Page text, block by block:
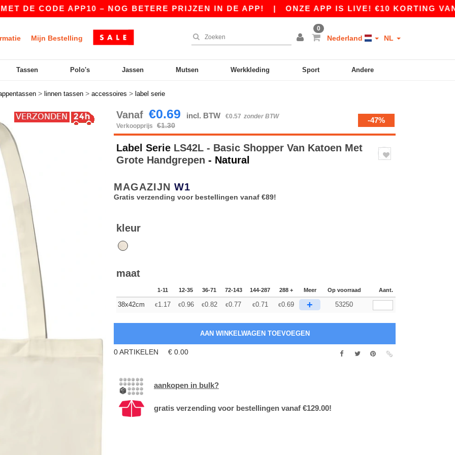
CODE APP10 – NOG BETERE PRIJZEN IN DE APP!| ONZE APP IS LIVE! €10 KORTING
Mijn Bestelling
0
Nederland NL
Tassen Polo's Jassen Mutsen Werkkleding Sport Andere
> linnen tassen > accessoires > label serie
Vanaf €0.69 incl. BTW €0.57 zonder BTW
Verkoopprijs
€1.30
-47%
Label Serie LS42L - Basic Shopper Van Katoen Met
Grote Handgrepen - Natural
MAGAZIJN W1
Gratis verzending voor bestellingen vanaf €89!
kleur
maat
1-11 12-35 36-71 72-143 144-287 288 + Meer Op voorraad Aant.
38x42cm €1.17 €0.96 €0.82 €0.77 €0.71 €0.69 + 53250
0ARTIKELEN € 0.00
aankopen in bulk?
gratis verzending voor bestellingen vanaf €129.00!